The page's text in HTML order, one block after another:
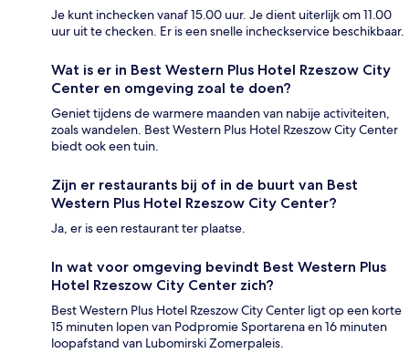
Je kunt inchecken vanaf 15.00 uur. Je dient uiterlijk om 11.00
uur uit te checken. Er is een snelle incheckservice beschikbaar.
Wat is er in Best Western Plus Hotel Rzeszow City
Center en omgeving zoal te doen?
Geniet tijdens de warmere maanden van nabije activiteiten,
zoals wandelen. Best Western Plus Hotel Rzeszow City Center
biedt ook een tuin.
Zijn er restaurants bij of in de buurt van Best
Western Plus Hotel Rzeszow City Center?
Ja, er is een restaurant ter plaatse.
In wat voor omgeving bevindt Best Western Plus
Hotel Rzeszow City Center zich?
Best Western Plus Hotel Rzeszow City Center ligt op een korte
15 minuten lopen van Podpromie Sportarena en 16 minuten
loopafstand van Lubomirski Zomerpaleis.